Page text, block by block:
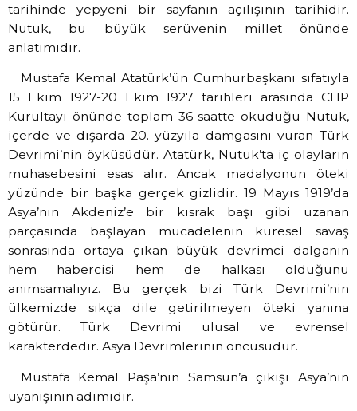
tarihinde yepyeni bir sayfanın açılışının tarihidir.
Nutuk, bu büyük serüvenin millet önünde
anlatımıdır.
Mustafa Kemal Atatürk’ün Cumhurbaşkanı sıfatıyla
15 Ekim 1927-20 Ekim 1927 tarihleri arasında CHP
Kurultayı önünde toplam 36 saatte okuduğu Nutuk,
içerde ve dışarda 20. yüzyıla damgasını vuran Türk
Devrimi’nin öyküsüdür. Atatürk, Nutuk’ta iç olayların
muhasebesini esas alır. Ancak madalyonun öteki
yüzünde bir başka gerçek gizlidir. 19 Mayıs 1919’da
Asya’nın Akdeniz’e bir kısrak başı gibi uzanan
parçasında başlayan mücadelenin küresel savaş
sonrasında ortaya çıkan büyük devrimci dalganın
hem habercisi hem de halkası olduğunu
anımsamalıyız. Bu gerçek bizi Türk Devrimi’nin
ülkemizde sıkça dile getirilmeyen öteki yanına
götürür. Türk Devrimi ulusal ve evrensel
karakterdedir. Asya Devrimlerinin öncüsüdür.
Mustafa Kemal Paşa’nın Samsun’a çıkışı Asya’nın
uyanışının adımıdır.